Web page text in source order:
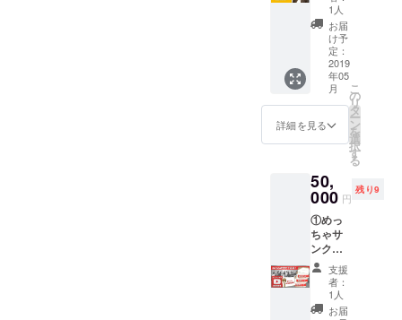
広い層
を巻き
込むイ
ベント
を企画
中（予
定）
幅広い
層を巻
トを企
画中
（予
定） ※
上記は
予定で
す。プ
ロジェ
クト達
成状
に乗り
ます。
※お届け
後から1
年間、1
回ご利
用いた
だけま
す。 ※
メール
等で確
認させ
て頂
き、あ
なたの
アドボ
カシー
活動に
おいて
PDF ⑤
活動報
告レ
ポート
PDF ⑥
イベン
ト年間
参加権
（お渡
miraco
では、
計6回の
イベン
トを計
画中で
す。 ▼
議員会
館：議
ン向
け】 代
表天野
妙のオ
ンライ
ン1時間
キャリ
ア相談
権 天野
はキャ
ンだけ
でな
く、ビ
ジネス
マンや
政治家
など、
延べ900
人以上
ご相談
1人
お届
け予
定：
2019
年05
月
詳細を見る
こ
の
リ
タ
ー
ン
を
選
択
す
る
50,
000 円
残り9
①めっ
ちゃサ
ンクス
メール
（お礼
のメッ
セージ
支援
者：
1人
お届